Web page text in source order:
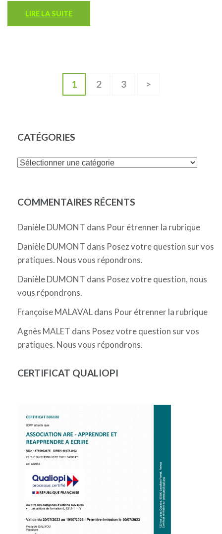
LIRE LA SUITE
Page
1 Page
2 Page
3 >
CATÉGORIES
Catégories
COMMENTAIRES RÉCENTS
Danièle DUMONT dans Pour étrenner la rubrique
Danièle DUMONT dans Posez votre question sur vos
pratiques. Nous vous répondrons.
Danièle DUMONT dans Posez votre question, nous
vous répondrons.
Françoise MALAVALdans Pour étrenner la rubrique
Agnès MALET dans Posez votre question sur vos
pratiques. Nous vous répondrons.
CERTIFICAT QUALIOPI